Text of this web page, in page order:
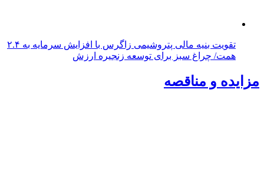
تقویت بنیه مالی پتروشیمی زاگرس با افزایش سرمایه به ۲.۴
همت/ چراغ سبز برای توسعه زنجیره ارزش
مزایده و مناقصه